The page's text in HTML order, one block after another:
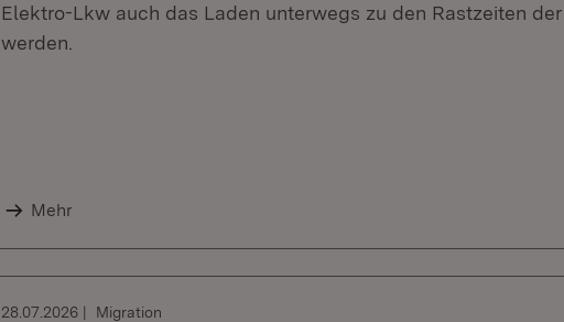
Elektro-Lkw auch das Laden unterwegs zu den Rastzeiten
werden.
Mehr
28.07.2026 Migration